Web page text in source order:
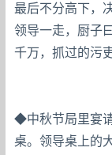
最后不分高下，
领导一走，厨子
千万，抓过的污
◆中秋节局里宴
桌。领导桌上的